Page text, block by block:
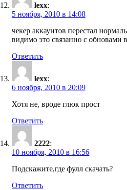
lexx:
5 ноября, 2010 в 14:08
чекер аккаунтов перестал
видимо это связанно с обновами
Ответить
lexx:
6 ноября, 2010 в 20:09
Хотя не, вроде глюк прост
Ответить
2222:
10 ноября, 2010 в 16:56
Подскажите,где фулл скачать?
Ответить